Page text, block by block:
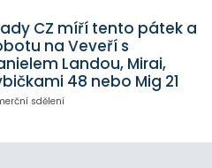
CZ míří tento pátek a
na Veveří s
Landou, Mirai,
48 nebo Mig 21
sdělení